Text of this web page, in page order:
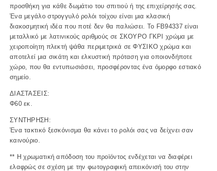
προσθήκη για κάθε δωμάτιο του σπιτιού ή της επιχείρησής σας.
Ένα μεγάλο στρογγυλό ρολόι τοίχου είναι μια κλασική
διακοσμητική ιδέα που ποτέ δεν θα παλιώσει. Το FB94337 είναι
μεταλλικό με λατινικούς αριθμούς σε ΣΚΟΥΡΟ ΓΚΡΙ χρώμα με
χειροποίητη πλεκτή ψάθα περιμετρικά σε ΦΥΣΙΚΟ χρώμα και
αποτελεί μια σικάτη και ελκυστική πρόταση για οποιονδήποτε
χώρο, που θα εντυπωσιάσει, προσφέροντας ένα όμορφο εστιακό
σημείο.
ΔΙΑΣΤΑΣΕΙΣ:
Φ60 εκ.
ΣΥΝΤΗΡΗΣΗ:
Ένα τακτικό ξεσκόνισμα θα κάνει το ρολόι σας να δείχνει σαν
καινούριο.
** Η χρωματική απόδοση του προϊόντος ενδέχεται να διαφέρει
ελαφρώς σε σχέση με την φωτογραφική απεικόνισή του στην